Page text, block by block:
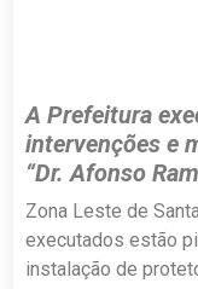
A Prefeitura
intervenções e
“Dr. Afonso
Zona Leste de
executados estão
instalação de